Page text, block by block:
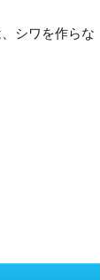
シワを作らな